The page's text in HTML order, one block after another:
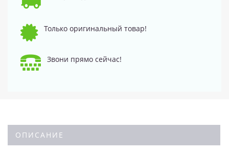
Только оригинальный товар!
Звони прямо сейчас!
ОПИСАНИЕ